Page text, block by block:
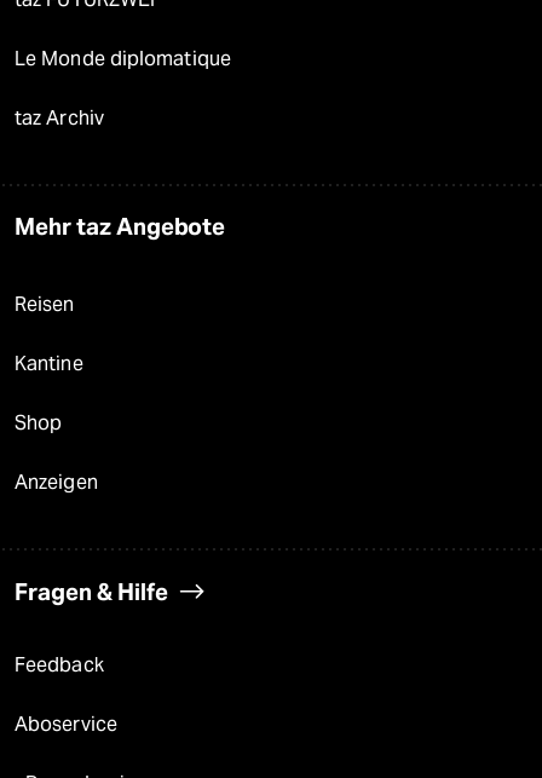
Le Monde diplomatique
taz Archiv
Mehr taz Angebote
Reisen
Kantine
Shop
Anzeigen
Fragen & Hilfe
Feedback
Aboservice